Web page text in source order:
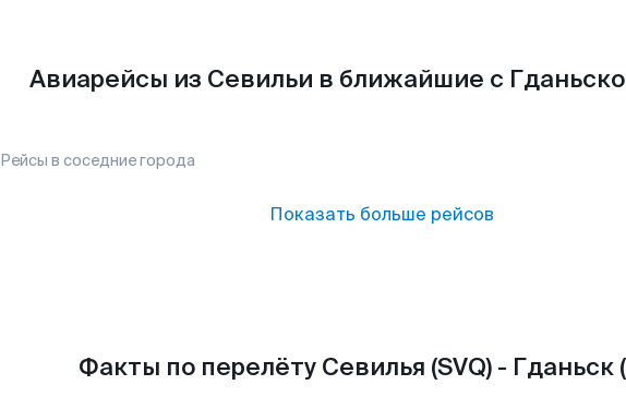
Авиарейсы из Севильи в ближайшие с
Рейсы в соседние города
Показать больше рейсов
Факты по перелёту Севилья (SVQ) - Гданьск